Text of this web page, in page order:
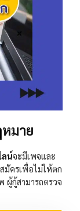
มาย
ลน์จะมีเพจและ
มัครเพื่อไม่ให้ตก
ผู้กู้สามารถตรวจ